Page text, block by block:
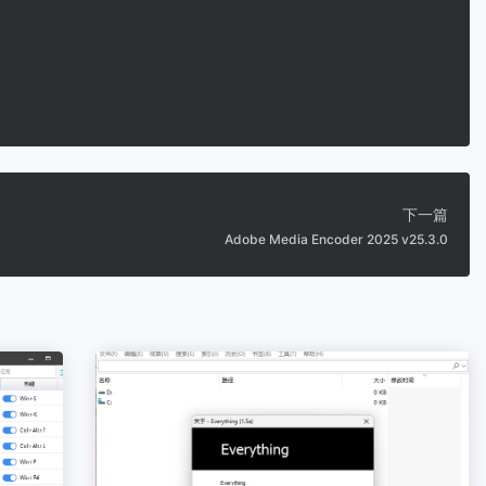
下一篇
Adobe Media Encoder 2025 v25.3.0